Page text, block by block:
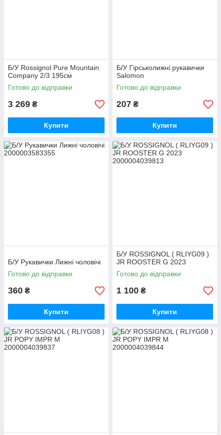
Б/У Rossignol Pure Mountain
Company 2/3 195см
Готово до відправки
3 269 ₴
Купити
Б/У Гірськолижні рукавички
Salomon
Готово до відправки
207 ₴
Купити
Б/У Рукавички Лижні чоловічі
Готово до відправки
360 ₴
Купити
Б/У ROSSIGNOL ( RLIYG09 )
JR ROOSTER G 2023
Готово до відправки
1 100 ₴
Купити